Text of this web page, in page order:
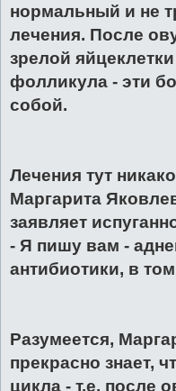
нормальный и не
лечения. После
зрелой
фолликула - эти
собой.
Лечения тут
Маргарита
заявляет
- Я пишу вам -
антибиотики, в
Разумеется,
прекрасно знает,
цикла - т.е. после